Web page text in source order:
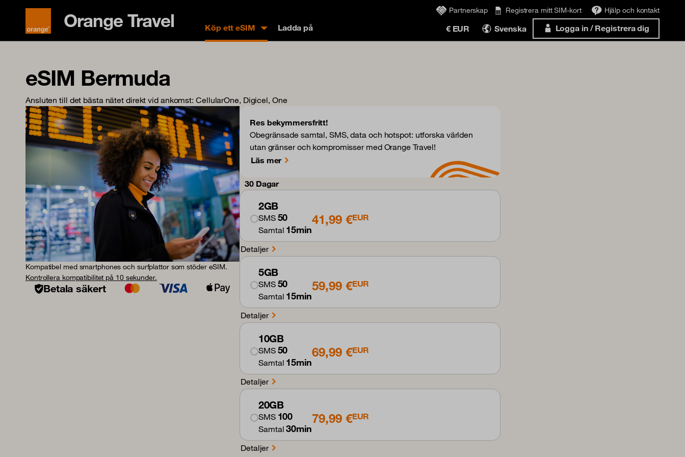
Orange Travel Köp ett eSIM Ladda på
Partnerskap Registrera mitt SIM-kort Hjälp och kontakt
€ EUR Svenska Logga in / Registrera dig
eSIM Bermuda
Ansluten till det bästa nätet direkt vid ankomst: CellularOne, Digicel, One
Kompatibel med smartphones och surfplattor som stöder eSIM.
Kontrollera kompatibilitet på 10 sekunder.
Betala säkert
Res bekymmersfritt!
Obegränsade samtal, SMS, data och hotspot: utforska världen
utan gränser och kompromisser med Orange Travel!
Läs mer
30 Dagar
2GB
SMS 50
Samtal 15min
41,99 €EUR
Detaljer
5GB
SMS 50
Samtal 15min
59,99 €EUR
Detaljer
10GB
SMS 50
Samtal 15min
69,99 €EUR
Detaljer
20GB
SMS 100
Samtal30min
79,99 €EUR
Detaljer